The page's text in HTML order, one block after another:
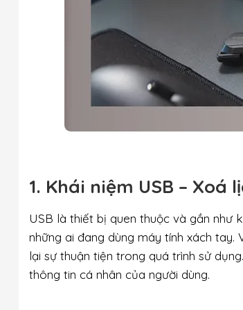
1. Khái niệm USB –
USB là thiết bị quen thuộc và gần như
những ai đang dùng máy tính xách
lại sự thuận tiện trong quá trình sử
thông tin cá nhân của người dùng.